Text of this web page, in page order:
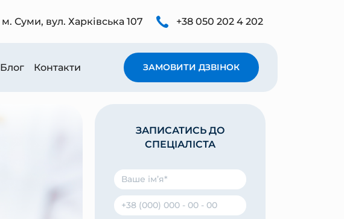
м. Суми, вул. Харківська 107 +38 050 202 4 202
Блог Контакти ЗАМОВИТИ ДЗВІНОК
ЗАПИСАТИСЬ ДО
СПЕЦІАЛІСТА